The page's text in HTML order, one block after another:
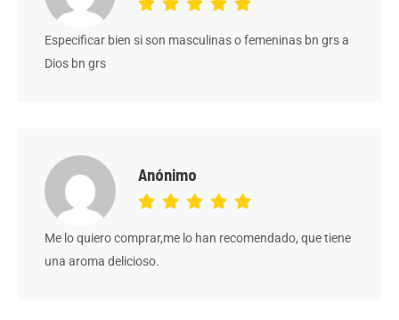
Especificar bien si son masculinas o femeninas bn grs a
Dios bn grs
Anónimo
Me lo quiero comprar,me lo han recomendado, que tiene
una aroma delicioso.